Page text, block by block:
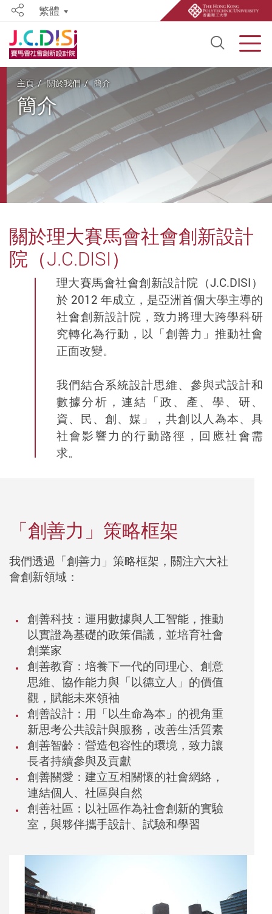
Open
Share繁體
Start main content
主頁 關於我們 簡介
簡介
關於理大賽馬會社會創新設計
院（J.C.DISI）
理大賽馬會社會創新設計院（J.C.DISI）
於 2012 年成立，是亞洲首個大學主導的
社會創新設計院，致力將理大跨學科研
究轉化為行動，以「創善力」推動社會
正面改變。
我們結合系統設計思維、參與式設計和
數據分析，連結「政、產、學、研、
資、民、創、媒」，共創以人為本、具
社會影響力的行動路徑，回應社會需
求。
「創善力」策略框架
我們透過 「創善力」策略框架 ，關注六大社
會創新領域：
創善科技： 運用數據與人工智能，推動
以實證為基礎的政策倡議，並培育社會
創業家
創善教育： 培養下一代的同理心、創意
思維、協作能力與「以德立人」的價值
觀，賦能未來領袖
創善設計： 用「以生命為本」的視角重
新思考公共設計與服務，改善生活質素
創善智齡： 營造包容性的環境，致力讓
長者持續參與及貢獻
創善關愛： 建立互相關懷的社會網絡，
連結個人、社區與自然
創善社區： 以社區作為社會創新的實驗
室，與夥伴攜手設計、試驗和學習